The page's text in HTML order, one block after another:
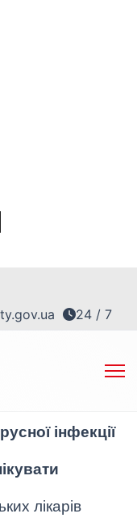
24 / 7
інфекції
лікарів